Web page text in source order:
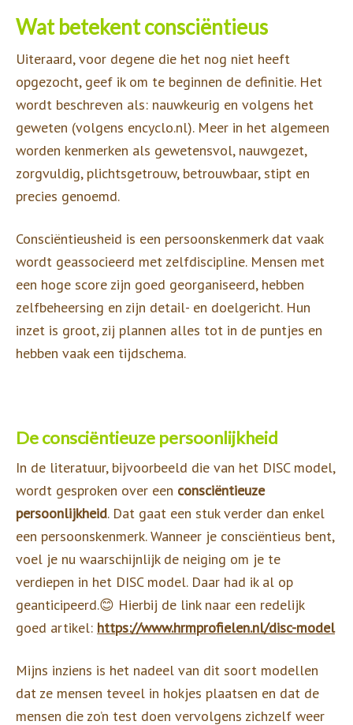
Wat betekent consciëntieus
Uiteraard, voor degene die het nog niet heeft
opgezocht, geef ik om te beginnen de definitie. Het
wordt beschreven als: nauwkeurig en volgens het
geweten (volgens encyclo.nl). Meer in het algemeen
worden kenmerken als gewetensvol, nauwgezet,
zorgvuldig, plichtsgetrouw, betrouwbaar, stipt en
precies genoemd.
Consciëntieusheid is een persoonskenmerk dat vaak
wordt geassocieerd met zelfdiscipline. Mensen met
een hoge score zijn goed georganiseerd, hebben
zelfbeheersing en zijn detail- en doelgericht. Hun
inzet is groot, zij plannen alles tot in de puntjes en
hebben vaak een tijdschema.
De consciëntieuze persoonlijkheid
In de literatuur, bijvoorbeeld die van het DISC model,
wordt gesproken over een consciëntieuze
persoonlijkheid. Dat gaat een stuk verder dan enkel
een persoonskenmerk. Wanneer je consciëntieus bent,
voel je nu waarschijnlijk de neiging om je te
verdiepen in het DISC model. Daar had ik al op
geanticipeerd.😊 Hierbij de link naar een redelijk
goed artikel: https://www.hrmprofielen.nl/disc-model
Mijns inziens is het nadeel van dit soort modellen
dat ze mensen teveel in hokjes plaatsen en dat de
mensen die zo’n test doen vervolgens zichzelf weer